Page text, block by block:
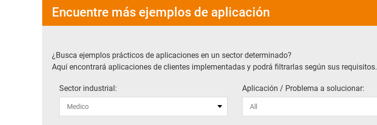
Encuentre más ejemplos de aplicación
¿Busca ejemplos prácticos de aplicaciones en un sector determinado?
Aquí encontrará aplicaciones de clientes implementadas y podrá filtrarlas según sus requisitos.
Sector industrial: Aplicación / Problema a solucionar: